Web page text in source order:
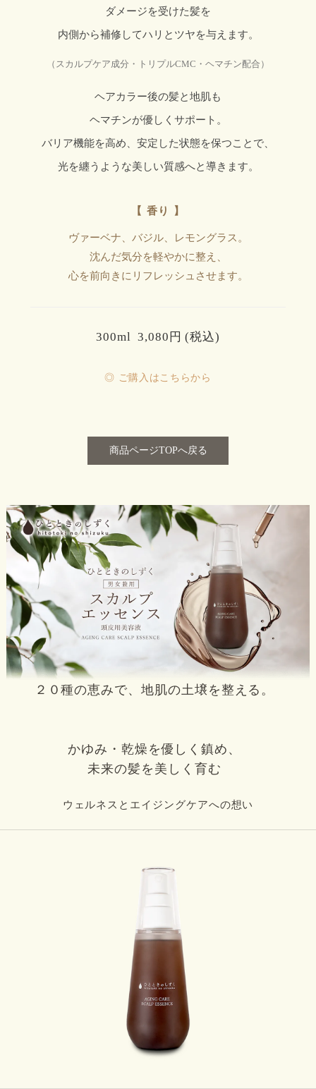
ダメージを受けた髪を
内側から補修してハリとツヤを与えます。
（スカルプケア成分・トリプルCMC・ヘマチン配合）
ヘアカラー後の髪と地肌も
ヘマチンが優しくサポート。
バリア機能を高め、安定した状態を保つことで、
光を纏うような美しい質感へと導きます。
【 香り 】
ヴァーベナ、バジル、レモングラス。
沈んだ気分を軽やかに整え、
心を前向きにリフレッシュさせます。
300ml 3,080円 (税込)
◎ ご購入はこちらから
商品ページTOPへ戻る
２０種の恵みで、地肌の土壌を整える。
かゆみ・乾燥を優しく鎮め、
未来の髪を美しく育む
ウェルネスとエイジングケアへの想い